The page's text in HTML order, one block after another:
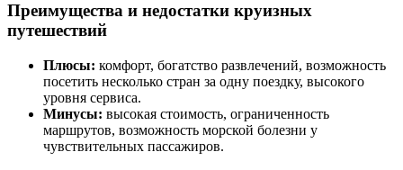
Преимущества и недостатки круизных
путешествий
Плюсы: комфорт, богатство развлечений, возможность
посетить несколько стран за одну поездку, высокого
уровня сервиса.
Минусы: высокая стоимость, ограниченность
маршрутов, возможность морской болезни у
чувствительных пассажиров.